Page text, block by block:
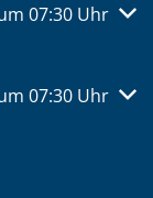
07:30 Uhr
07:30 Uhr